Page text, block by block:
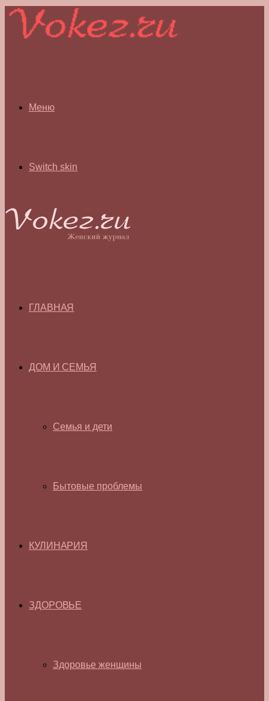
Меню
Switch skin
ГЛАВНАЯ
ДОМ И СЕМЬЯ
Семья и дети
Бытовые проблемы
КУЛИНАРИЯ
ЗДОРОВЬЕ
Здоровье женщины